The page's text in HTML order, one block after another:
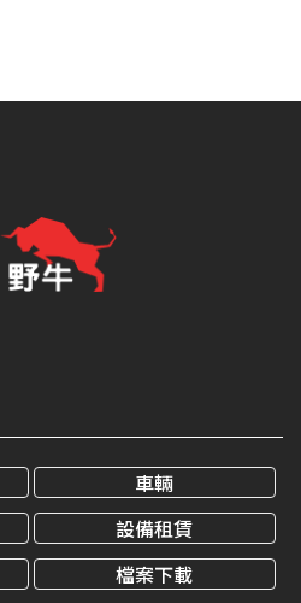
車輛
設備租賃
檔案下載